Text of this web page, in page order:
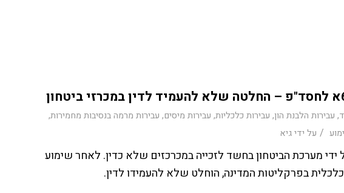
, עבירות הלבנת הון, עבירות כלכליות, עבירות מיסים, עבירות מרמה בנסיבות מחמירות,
/ על ידיגיא
מערכת הביטחון בחשד לזכייה במכרכזים שלא כדין. לאחר שימוע
בפרקליטות המדינה, הוחלט שלא להעמידו לדין.